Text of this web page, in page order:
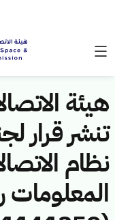
هيئة
تنشر قرار
نظام
المعلومات